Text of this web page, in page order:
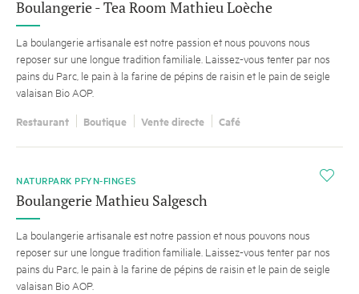
Boulangerie - Tea Room Mathieu Loèche
La boulangerie artisanale est notre passion et nous pouvons nous
reposer sur une longue tradition familiale. Laissez-vous tenter par nos
pains du Parc, le pain à la farine de pépins de raisin et le pain de seigle
valaisan Bio AOP.
Restaurant Boutique Vente directe Café
i
NATURPARK PFYN-FINGES
Boulangerie Mathieu Salgesch
La boulangerie artisanale est notre passion et nous pouvons nous
reposer sur une longue tradition familiale. Laissez-vous tenter par nos
pains du Parc, le pain à la farine de pépins de raisin et le pain de seigle
valaisan Bio AOP.